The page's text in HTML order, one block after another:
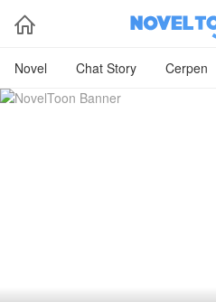

Novel Chat Story Cerpen